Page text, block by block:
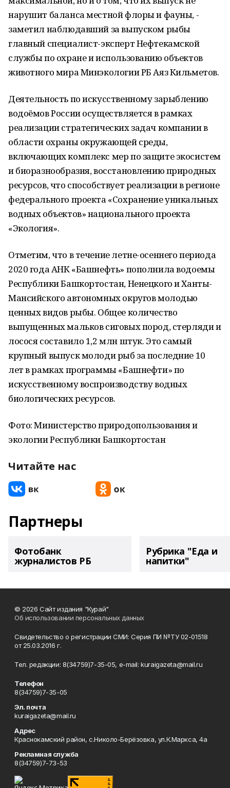
нарушит баланса местной флоры и фауны, -
заметил наблюдавший за выпуском рыбы
главный специалист-эксперт Нефтекамской
службы по охране и использованию объектов
животного мира Минэкологии РБ Аяз Кильметов.
Деятельность по искусственному зарыблению
водоёмов России осуществляется в рамках
реализации стратегических задач компании в
области охраны окружающей среды,
включающих комплекс мер по защите экосистем
и биоразнообразия, восстановлению природных
ресурсов, что способствует реализации в регионе
федерального проекта «Сохранение уникальных
водных объектов» национального проекта
«Экология».
Отметим, что в течение летне-осеннего периода
2020 года АНК «Башнефть» пополнила водоемы
Республики Башкортостан, Ненецкого и Ханты-
Мансийского автономных округов молодью
ценных видов рыбы. Общее количество
выпущенных мальков сиговых пород, стерляди и
лосося составило 1,2 млн штук. Это самый
крупный выпуск молоди рыб за последние 10
лет в рамках программы «Башнефти» по
искусственному воспроизводству водных
биологических ресурсов.
Фото: Министерство природопользования и
экологии Республики Башкортостан
Читайте нас
Партнеры
Фотобанк
журналистов РБ
Рубрика "Еда и
напитки"
© 2026 Сайт издания "Курай"
Об использовании персональных данных
Свидетельство о регистрации СМИ: Серия ПИ №ТУ 02-01518
от 25.03.2016 г.
Тел. редакции: 8(34759)7-35-05, e-mail: kuraigazeta@mail.ru
Телефон
8(34759)7-35-05
Эл. почта
kuraigazeta@mail.ru
Адрес
Краснокамский район, с.Николо-Берёзовка, ул.К.Маркса, 4а
Рекламная служба
8(34759)7-73-53